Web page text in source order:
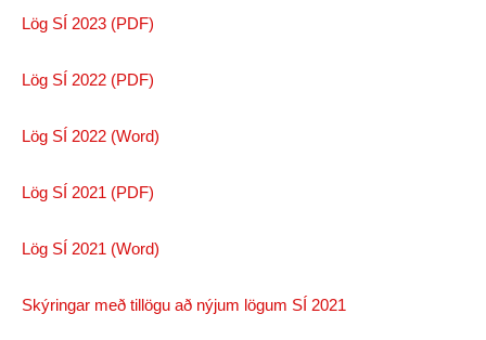
Lög SÍ 2023 (PDF)
Lög SÍ 2022 (PDF)
Lög SÍ 2022 (Word)
Lög SÍ 2021 (PDF)
Lög SÍ 2021 (Word)
Skýringar með tillögu að nýjum lögum SÍ 2021